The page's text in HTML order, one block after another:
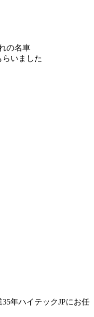
の名車
いました
年ハイテックJPにお任